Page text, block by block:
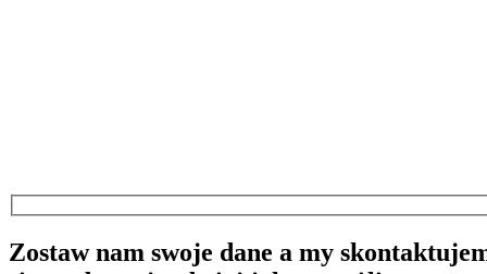
Zostaw nam swoje dane a my